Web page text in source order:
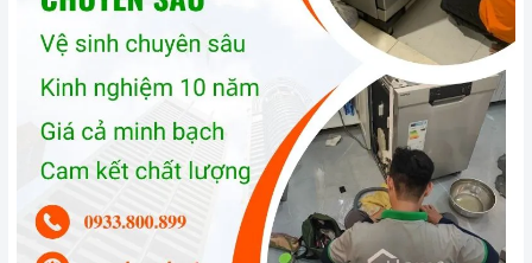
sửa chữa thiết bị nhà bếp cao cấp